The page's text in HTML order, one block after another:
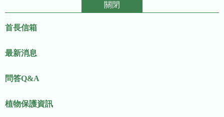
關閉
首長信箱
最新消息
問答Q&A
植物保護資訊